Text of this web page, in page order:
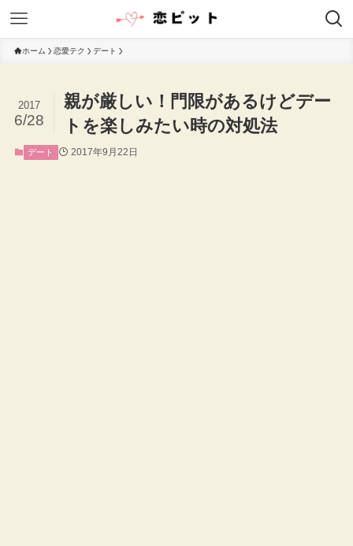
ホーム 恋愛テク デート
親が厳しい！門限があるけどデー
トを楽しみたい時の対処法
2017
6/28
デート 2017年9月22日